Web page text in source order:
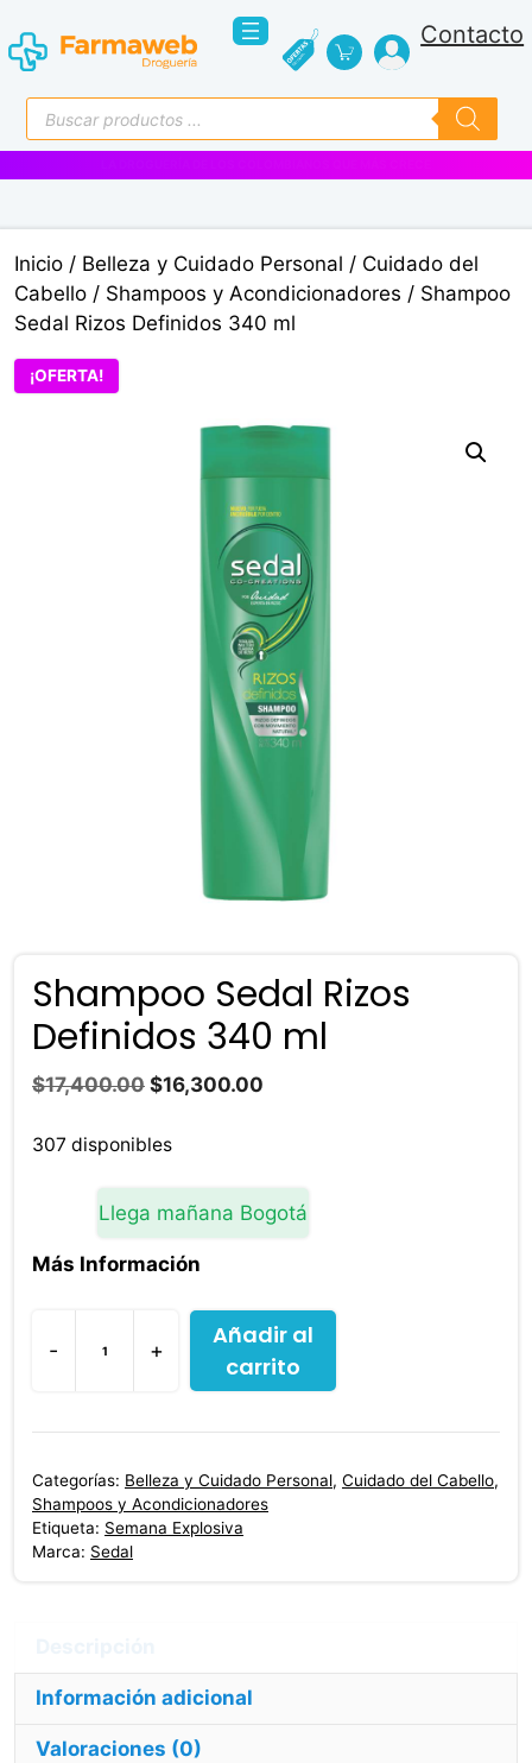
al
contenido
Contacto
Búsqueda
de
productos
Inicio / Belleza y Cuidado Personal / Cuidado del
Cabello / Shampoos y Acondicionadores / Shampoo
Sedal Rizos Definidos 340 ml
¡OFERTA!
Shampoo Sedal Rizos
Definidos 340 ml
$17,400.00 El
original
$17,400.00.
$16,300.00
$16,300.00.
307 disponibles
Llega mañana Bogotá
Más Información
-
Shampoo
Sedal
Rizos
340
ml
+
Añadir al
carrito
Categorías: Belleza y Cuidado Personal, Cuidado del Cabello,
Shampoos y Acondicionadores
Etiqueta: Semana Explosiva
Marca: Sedal
Información adicional
Valoraciones (0)